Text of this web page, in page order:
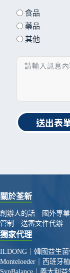
食品
藥品
其他
送出表
關於荃新
創辦人的話 國外專
管制
送審文件代辦
獨家代理
ILDONG｜韓國益生
Monteloeder｜西班牙